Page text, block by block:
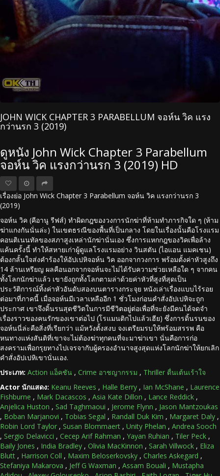
JOHN WICK CHAPTER 3 PARABELLUM จอห์น วิค แรง
กว่านรก 3 (2019)
ดูหนัง John Wick Chapter 3 Parabellum
จอห์น วิค แรงกว่านรก 3 (2019) HD
เรื่องย่อ John Wick Chapter 3 Parabellum จอห์น วิค แรงกว่านรก 3
(2019)
จอห์น วิค (คีอานู รีฟส์) ทำผิดกฎของวงการนักฆ่าที่ห้ามทำภารกิจใด ๆ (ห้าม
ฆ่าแกงกันนั่นล่ะ) ในเขตธรณีของพื้นที่เป็นกลาง โดยในเรื่องนั้นคือโรงแรม
คอนติเนนทัลของสภาสูงเหล่านักฆ่านั่นเอง ซึ่งการแหกกฎของวิคเพื่อล้าง
แค้นครั้งนี้ ทำให้สหายเก่าผู้ดูแลโรงแรมอย่าง วินสตัน (ไอแอน แมคเชน)
ต้องกลั้นใจส่งคำร้องให้อัปเปหิจอห์น วิค ออกจากวงการ พร้อมตั้งค่าหัวสูงถึง
14 ล้านเหรียญ ผลคือนอกจากจอห์นจะไม่ได้รับความช่วยเหลือใด ๆ จากคน
ทั้งโลกนักฆ่าแล้ว เขายังถูกทั้งโลกตามล่าด้วยค่าหัวที่สูงที่สุดเป็น
ประวัติการณ์ทิ้งค่าหัวอันดับสองบนตารางกระจุย หนังเล่าเรื่องแบบไร้รอย
ต่อมาที่ภาคนี้ เมื่อจอห์นมีเวลาเหลืออีก 1 ชั่วโมงก่อนคำสั่งอัปเปหิจะถูก
ประกาศ เขาจึงดิ้นรนสุดชีวิตในการมีชีวิตอยู่ต่อเพื่อที่จะยังมีคนได้จดจำ
เรื่องราวของคนรักของเขาต่อไป (โรแมนติกไปแล้วเฮีย) ซึ่งการดิ้นรนของ
จอห์นนี่ล่ะคือสิ่งที่เรียกว่า แม้หวังตั้งสงบ จงเตรียมรบให้พร้อมสรรพ คือ
หนทางแห่งสันติที่เขาจะไม่ต้องฆ่าทุกคนที่จะมาฆ่าเขา นั่นคือการก่อ
สงครามเพื่อกรุยทางไปเจรจากับผู้ครองอำนาจสูงสุดแห่งโลกนักฆ่าให้ยกเลิก
คำสั่งอัปเปหิเขานั่นเอง.
ประเภท: Action แอ็คชัน , Crime อาชญากรรม , Thriller ตื่นเต้นเร้าใจ
Actor นักแสดง: Keanu Reeves , Halle Berry , Ian McShane , Laurence
Fishburne , Mark Dacascos , Asia Kate Dillon , Lance Reddick ,
Anjelica Huston , Sad Taghmaoui , Jerome Flynn , Jason Mantzoukas
, Boban Marjanovi , Tobias Segal , Randall Duk Kim , Margaret Daly ,
Robin Lord Taylor , Susan Blommaert , Unity Phelan , Andrea Sooch
, Sergio Delavicci , Cecep Arif Rahman , Yayan Ruhian , Tiler Peck ,
Baily Jones , India Bradley , Olivia MacKinnon , Sarah Villwock , Eliza
Blutt , Harrison Coll , Maxim Beloserkovsky , Charles Askegard ,
Stefaniya Makarova , Jeff G Waxman , Assam Bouali , Mustapha